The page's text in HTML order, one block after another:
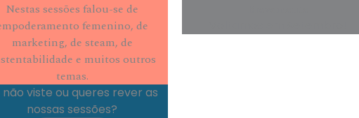
Nestas sessões falou-se de
femenino, de
marketing, de steam, de
e muitos outros
temas.
não viste ou queres rever as
nossas sessões?